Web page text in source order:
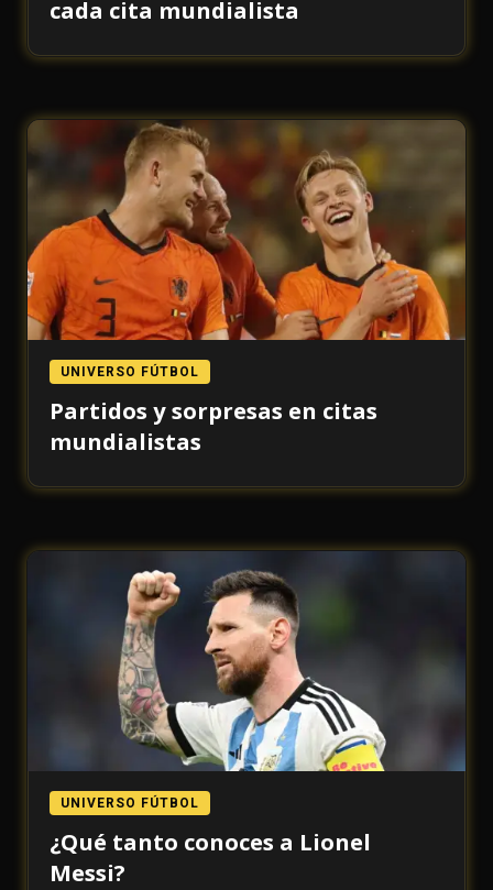
cada cita mundialista
UNIVERSO FÚTBOL
Partidos y sorpresas en citas
mundialistas
UNIVERSO FÚTBOL
¿Qué tanto conoces a Lionel
Messi?